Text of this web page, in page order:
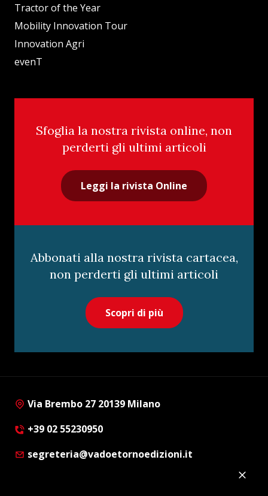
Tractor of the Year
Mobility Innovation Tour
Innovation Agri
evenT
Sfoglia la nostra rivista online, non
perderti gli ultimi articoli
Leggi la rivista Online
Abbonati alla nostra rivista cartacea,
non perderti gli ultimi articoli
Scopri di più
Via Brembo 27 20139 Milano
+39 02 55230950
segreteria@vadoetornoedizioni.it